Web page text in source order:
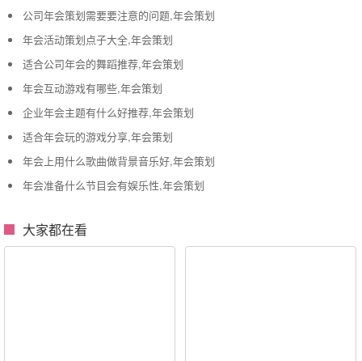
公司年会策划需要要注意的问题,年会策划
年会活动策划点子大全,年会策划
适合公司年会的舞蹈推荐,年会策划
年会互动游戏有哪些,年会策划
企业年会主题有什么好推荐,年会策划
适合年会玩的游戏分享,年会策划
年会上用什么歌曲做背景音乐好,年会策划
年会准备什么节目会有娱乐性,年会策划
大家都在看